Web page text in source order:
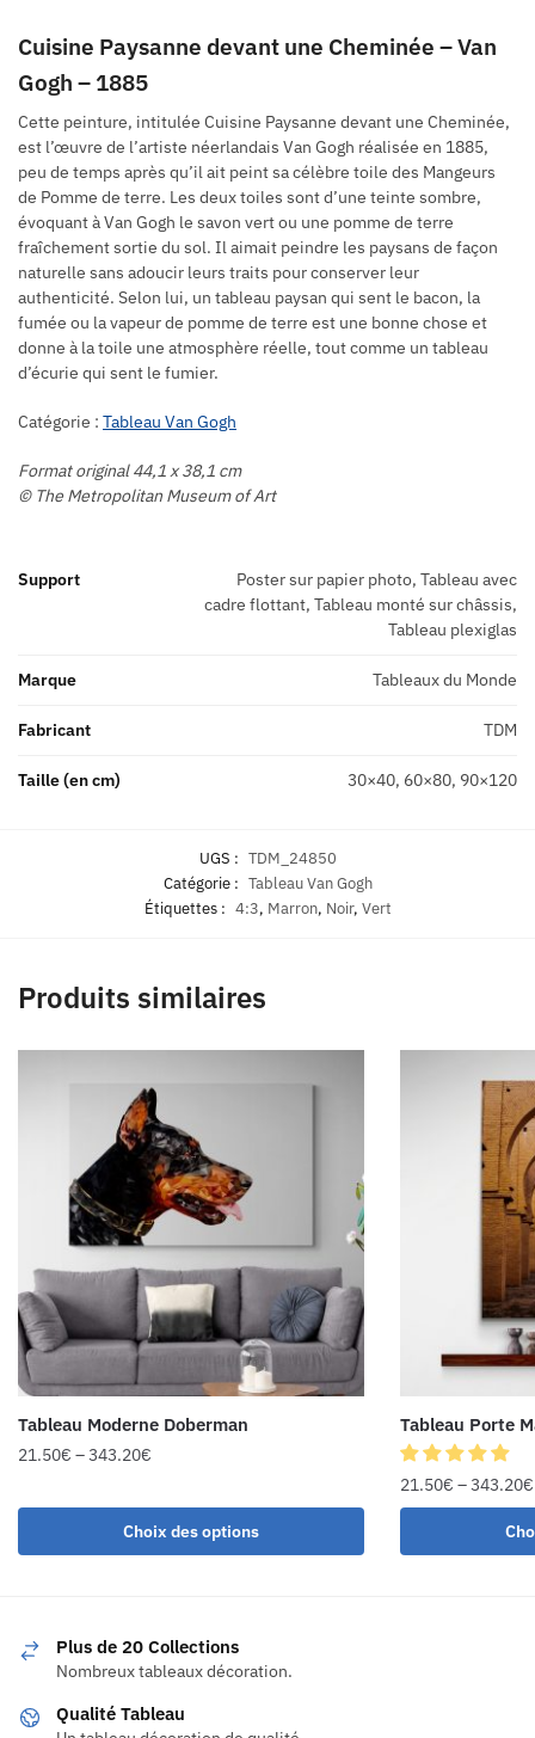
Cuisine Paysanne devant une Cheminée – Van
Gogh – 1885
Cette peinture, intitulée Cuisine Paysanne devant une Cheminée,
est l’œuvre de l’artiste néerlandais Van Gogh réalisée en 1885,
peu de temps après qu’il ait peint sa célèbre toile des Mangeurs
de Pomme de terre. Les deux toiles sont d’une teinte sombre,
évoquant à Van Gogh le savon vert ou une pomme de terre
fraîchement sortie du sol. Il aimait peindre les paysans de façon
naturelle sans adoucir leurs traits pour conserver leur
authenticité. Selon lui, un tableau paysan qui sent le bacon, la
fumée ou la vapeur de pomme de terre est une bonne chose et
donne à la toile une atmosphère réelle, tout comme un tableau
d’écurie qui sent le fumier.
Catégorie : Tableau Van Gogh
Format original 44,1 x 38,1 cm
© The Metropolitan Museum of Art
Support
Poster sur papier photo, Tableau avec
cadre flottant, Tableau monté sur châssis,
Tableau plexiglas
Marque Tableaux du Monde
Fabricant TDM
Taille (en cm) 30×40, 60×80, 90×120
UGS : TDM_24850
Catégorie : Tableau Van Gogh
Étiquettes : 4:3, Marron, Noir, Vert
Produits similaires
Tableau Moderne Doberman
21.50€ –343.20€
Choix des options
Tableau Porte
21.50€ –343.20€
Plus de 20 Collections
Nombreux tableaux décoration.
Qualité Tableau